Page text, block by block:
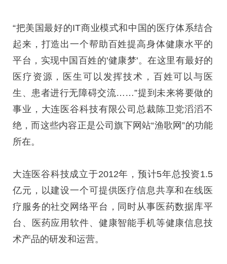
“把美国最好的IT商业模式和中国的医疗体系结合
起来，打造出一个帮助百姓提高身体健康水平的
平台，实现中国百姓的'健康梦'。在这里有最好的
医疗资源，医生可以发挥技术，百姓可以与医
生、患者进行无障碍交流……”提到未来将要做的
事业，大连医谷科技有限公司总裁陈卫党滔滔不
绝，而这些内容正是公司旗下网站“渔歌网”的功能
所在。
大连医谷科技成立于2012年，预计5年总投资1.5
亿元，以建设一个可提供医疗信息共享和在线医
疗服务的社交网络平台，同时从事医药数据库平
台、医药应用软件、健康智能手机等健康信息技
术产品的研发和运营。